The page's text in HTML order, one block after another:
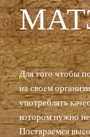
Для того чтобы
на своем
употреблять
котором нужно
Постараемся